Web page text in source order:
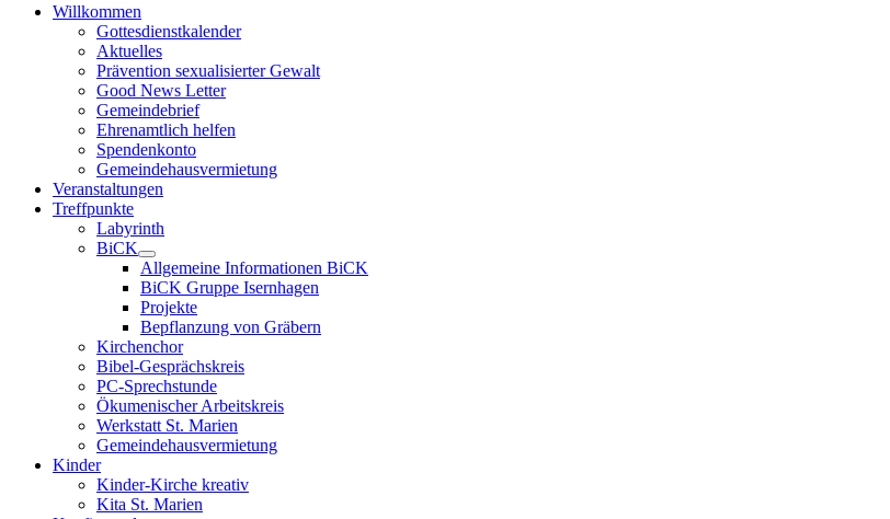
Willkommen
Gottesdienstkalender
Aktuelles
Prävention sexualisierter Gewalt
Good News Letter
Gemeindebrief
Ehrenamtlich helfen
Spendenkonto
Gemeindehausvermietung
Veranstaltungen
Treffpunkte
Labyrinth
BiCK
Allgemeine Informationen BiCK
BiCK Gruppe Isernhagen
Projekte
Bepflanzung von Gräbern
Kirchenchor
Bibel-Gesprächskreis
PC-Sprechstunde
Ökumenischer Arbeitskreis
Werkstatt St. Marien
Gemeindehausvermietung
Kinder
Kinder-Kirche kreativ
Kita St. Marien